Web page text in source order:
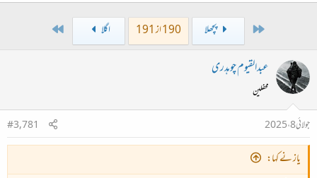
پچھلا 190 از 191 اگلا
عبدالقیوم چوہدری
محفلین
جولائی 8، 2025
#3,781
یاز نے کہا: